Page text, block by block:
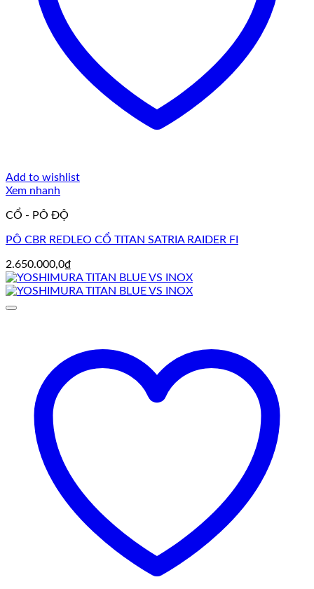
Add to wishlist
Xem nhanh
CỔ - PÔ ĐỘ
PÔ CBR REDLEO CỔ TITAN SATRIA RAIDER FI
2.650.000,0₫